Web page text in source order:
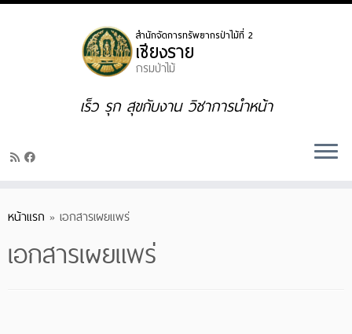
Skip
เร็ว รุก สุขกับงาน วิชาการนำหน้า
หน้าแรก » เอกสารเผยแพร่
เอกสารเผยแพร่